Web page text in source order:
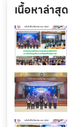
เนื้อหาล่าสุด